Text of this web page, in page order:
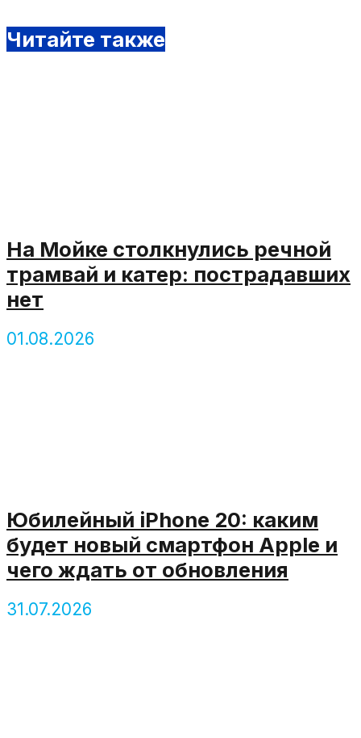
Читайте также
На Мойке столкнулись речной
трамвай и катер: пострадавших
нет
01.08.2026
Юбилейный iPhone 20: каким
будет новый смартфон Apple и
чего ждать от обновления
31.07.2026